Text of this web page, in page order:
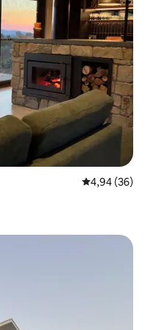
Nilai rata-rata
4,94 (36)